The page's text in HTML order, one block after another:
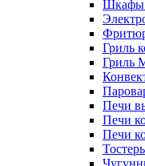
Шкафы
Гриль
Гриль
Печи
Печи
Печи